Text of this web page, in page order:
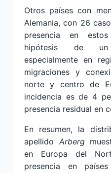
Otros países con
Alemania, con 26
presencia en
hipótesis de un
especialmente en
migraciones y
norte y centro de
incidencia es de 4
presencia residual en
En resumen, la
apellido Arberg
en Europa del
presencia en